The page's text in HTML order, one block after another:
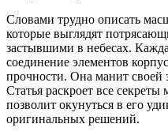
Словами трудно описать
которые выглядят
застывшими в небесах.
соединение элементов
прочности. Она манит своей
Статья раскроет все
позволит окунуться в его
оригинальных решений.